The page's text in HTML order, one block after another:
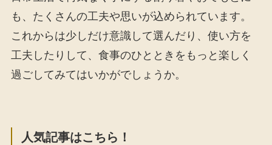
も、たくさんの工夫や思いが込められています。
これからは少しだけ意識して選んだり、使い方を
工夫したりして、食事のひとときをもっと楽しく
過ごしてみてはいかがでしょうか。
人気記事はこちら！